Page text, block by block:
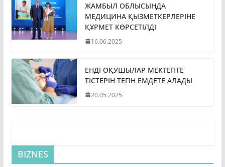
ЖАМБЫЛ ОБЛЫСЫНДА
МЕДИЦИНА ҚЫЗМЕТКЕРЛЕРІНЕ
ҚҰРМЕТ КӨРСЕТІЛДІ
16.06.2025
ЕНДІ ОҚУШЫЛАР МЕКТЕПТЕ
ТІСТЕРІН ТЕГІН ЕМДЕТЕ АЛАДЫ
20.05.2025
BIZNES